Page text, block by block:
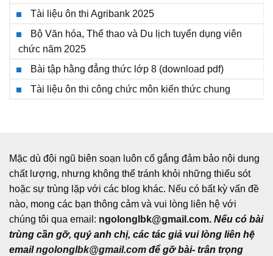
Tài liệu ôn thi Agribank 2025
Bộ Văn hóa, Thể thao và Du lịch tuyển dụng viên
chức năm 2025
Bài tập hằng đẳng thức lớp 8 (download pdf)
Tài liệu ôn thi công chức môn kiến thức chung
Mặc dù đội ngũ biên soạn luôn cố gắng đảm bảo nội dung
chất lượng, nhưng không thể tránh khỏi những thiếu sót
hoặc sự trùng lặp với các blog khác. Nếu có bất kỳ vấn đề
nào, mong các bạn thông cảm và vui lòng liên hệ với
chúng tôi qua email: ngolonglbk@gmail.com. Nếu có bài
trùng cần gỡ, quý anh chị, các tác giả vui lòng liên hệ
emailngolonglbk@gmail.com để gỡ bài- trân trọng